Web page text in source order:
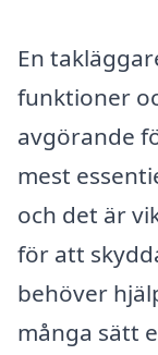
En
funktioner
avgörande
mest
och det är
för att
behöver
många sätt